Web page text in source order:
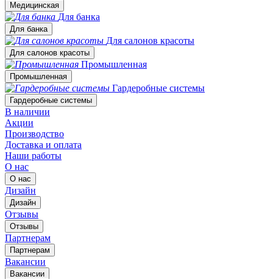
Медицинская
Для банка
Для банка
Для салонов красоты
Для салонов красоты
Промышленная
Промышленная
Гардеробные системы
Гардеробные системы
В наличии
Акции
Производство
Доставка и оплата
Наши работы
О нас
О нас
Дизайн
Дизайн
Отзывы
Отзывы
Партнерам
Партнерам
Вакансии
Вакансии